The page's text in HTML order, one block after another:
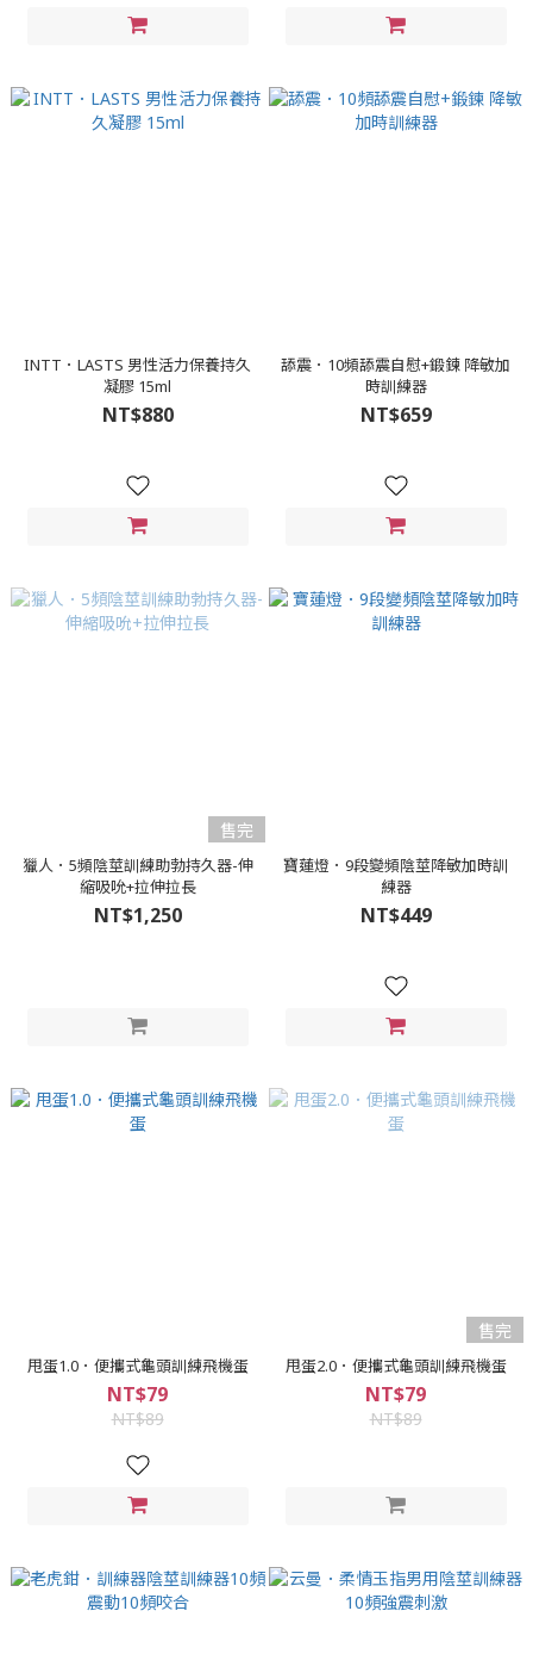
INTT．LASTS 男性活力保養持久
凝膠 15ml
NT$880
舔震．10頻舔震自慰+鍛鍊 降敏加
時訓練器
NT$659
售完
獵人．5頻陰莖訓練助勃持久器-伸
縮吸吮+拉伸拉長
NT$1,250
寶蓮燈．9段變頻陰莖降敏加時訓
練器
NT$449
甩蛋1.0．便攜式龜頭訓練飛機蛋
NT$79
NT$89
售完
甩蛋2.0．便攜式龜頭訓練飛機蛋
NT$79
NT$89